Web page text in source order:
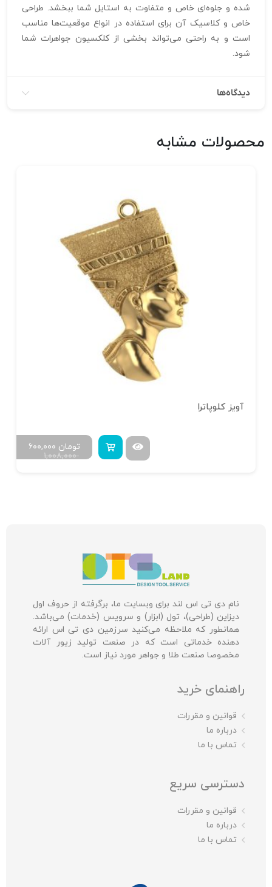
شده و جلوه‌ای خاص و متفاوت به استایل شما ببخشد. طراحی
خاص و کلاسیک آن برای استفاده در انواع موقعیت‌ها مناسب
است و به راحتی می‌تواند بخشی از کلکسیون جواهرات شما
شود.
دیدگاه‌ها
محصولات مشابه
آویز کلوپاترا
۱,۰۰۸,۰۰۰
۶۰۰,۰۰۰ تومان
نام دی تی اس لند برای وبسایت ما، برگرفته از حروف اول
دیزاین (طراحی)، تول (ابزار) و سرویس (خدمات) می‌باشد.
همانطور که ملاحظه می‌کنید سرزمین دی تی اس ارائه
دهنده خدماتی است که در صنعت تولید زیور آلات
مخصوصا صنعت طلا و جواهر مورد نیاز است.
راهنمای خرید
قوانین و مقررات
درباره ما
تماس با ما
دسترسی سریع
قوانین و مقررات
درباره ما
تماس با ما